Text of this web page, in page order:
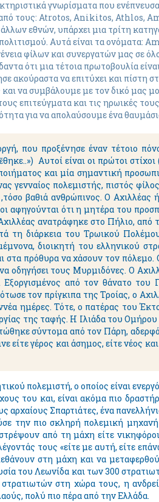
γνωρίσματα που
από τους: Atrotos, Anikitos, Athlos,
εθνών, υπάρχει μια τρίτη
Αυτά είναι τα ονόματα:
φίλων και συνεργατών μας σε
ότι μια τέτοια πρωτοβουλία
ακούραστα να επιτύχει και πίστη
να συμβάλουμε με τον δικό μας
επιτεύγματα και τις ηρωικές
για να απολαύσουμε ένα
που προξένησε έναν τέτοιο
Αυτοί είναι οι πρώτοι
και μία σημαντική
γενναίος πολεμιστής, πιστός
βαθιά ανθρώπινος. Ο Αχιλλέας
αφηγούνται ότι η μητέρα του
ανατράφηκε στο Πήλιο, από
τη διάρκεια του Τρωικού
διοικητή του ελληνικού
στα πρόθυρα να χάσουν τον πόλεμο.
οδηγήσει τους Μυρμιδόνες. Ο
από τον θάνατο του
τον πρίγκιπα της Τροίας, ο
ημέρες. Τότε, ο πατέρας του
της ταφής. Η Ιλιάδα του Ομήρου
σύντομα από τον Πάρη,
είτε γέρος και άσημος, είτε νέος
πολεμιστή, ο οποίος είναι
του και, είναι ακόμα πιο
αρχαίους Σπαρτιάτες, ένα
την πιο σκληρή πολεμική
από τη μάχη είτε νικηφόροι
τους «είτε με αυτή, είτε
στη μάχη και να
του Λεωνίδα και των 300
στη χώρα τους, η
πολύ πιο πέρα από την Ελλάδα.